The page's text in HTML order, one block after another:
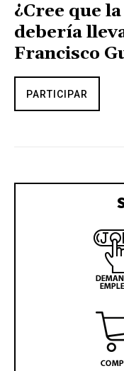
¿Cree que
debería
Francisco
PARTICIPAR